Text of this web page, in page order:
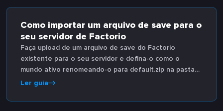
Como importar um arquivo de save para o
seu servidor de Factorio
Faça upload de um arquivo de save do Factorio
existente para o seu servidor e defina-o como o
mundo ativo renomeando-o para default.zip na pasta
saves.
Ler guia